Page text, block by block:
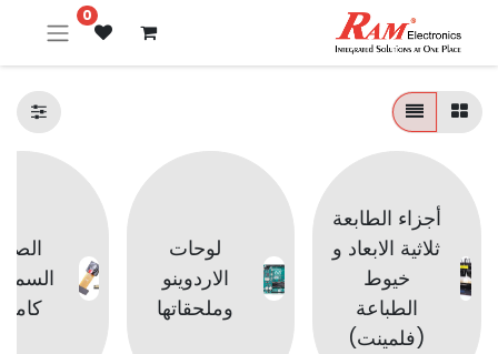
0
أجزاء الطابعة
ثلاثية الابعاد و
خيوط
الطباعة
(فلمينت)
لوحات
الاردوينو
وملحقاتها